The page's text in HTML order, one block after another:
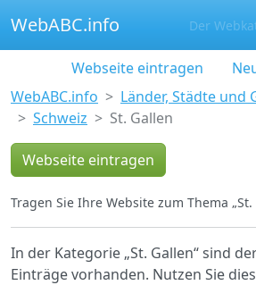
WebABC.info Der
Webseite eintragen
WebABC.info
Länder, Städte und
Schweiz
St. Gallen
Webseite eintragen
Tragen Sie Ihre Website zum Thema „St.
In der Kategorie „St. Gallen“ sind
Einträge vorhanden. Nutzen Sie